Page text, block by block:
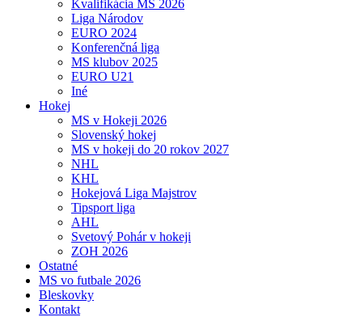
Kvalifikácia MS 2026
Liga Národov
EURO 2024
Konferenčná liga
MS klubov 2025
EURO U21
Iné
Hokej
MS v Hokeji 2026
Slovenský hokej
MS v hokeji do 20 rokov 2027
NHL
KHL
Hokejová Liga Majstrov
Tipsport liga
AHL
Svetový Pohár v hokeji
ZOH 2026
Ostatné
MS vo futbale 2026
Bleskovky
Kontakt